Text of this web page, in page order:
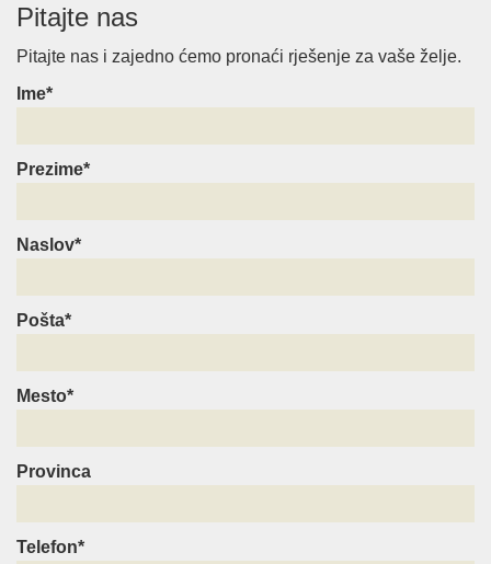
Pitajte nas
Pitajte nas i zajedno ćemo pronaći rješenje za vaše želje.
Ime*
Prezime*
Naslov*
Pošta*
Mesto*
Provinca
Telefon*